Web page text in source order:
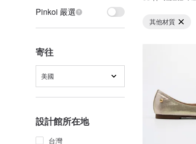
Pinkoi 嚴選
寄往
美國
設計館所在地
台灣
其他材質